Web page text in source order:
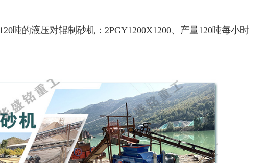
吨的液压对辊制砂机：2PGY1200X1200、产量120吨每小时